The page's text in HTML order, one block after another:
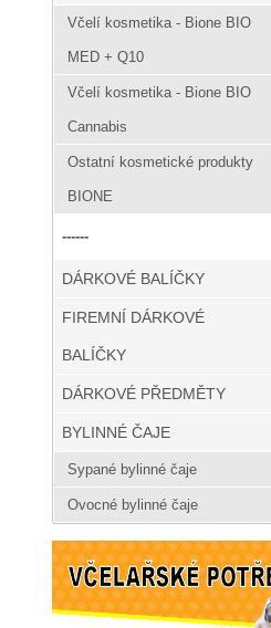
Včelí kosmetika - Bione BIO
MED + Q10
Včelí kosmetika - Bione BIO
Cannabis
Ostatní kosmetické produkty
BIONE
------
DÁRKOVÉ BALÍČKY
FIREMNÍ DÁRKOVÉ
BALÍČKY
DÁRKOVÉ PŘEDMĚTY
BYLINNÉ ČAJE
Sypané bylinné čaje
Ovocné bylinné čaje